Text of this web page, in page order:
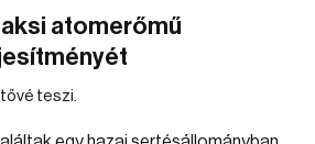
atomerőmű
teszi.